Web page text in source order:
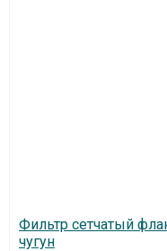
Фильтр сетчатый
чугун